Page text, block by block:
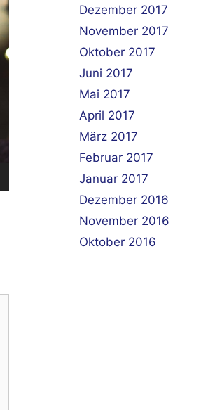
Dezember 2017
November 2017
Oktober 2017
Juni 2017
Mai 2017
April 2017
März 2017
Februar 2017
Januar 2017
Dezember 2016
November 2016
Oktober 2016